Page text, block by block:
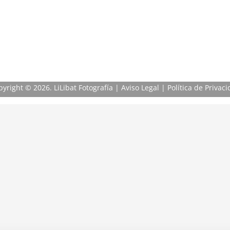
© 2026. LiLibat Fotografía | Aviso Legal | Política de